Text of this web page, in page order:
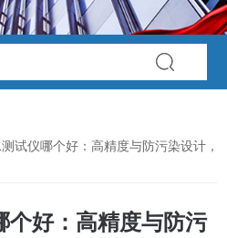
试仪哪个好：高精度与防污染设计，
个好：高精度与防污